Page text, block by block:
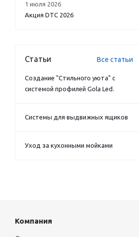
1 июля 2026
Акция DTC 2026
Статьи Все статьи
Создание "Стильного уюта" с
системой профилей Gola Led.
Системы для выдвижных ящиков
Уход за кухонными мойками
Компания